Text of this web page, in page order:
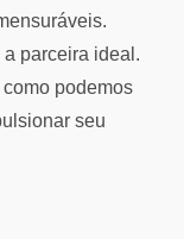
a parceira ideal.
podemos
seu